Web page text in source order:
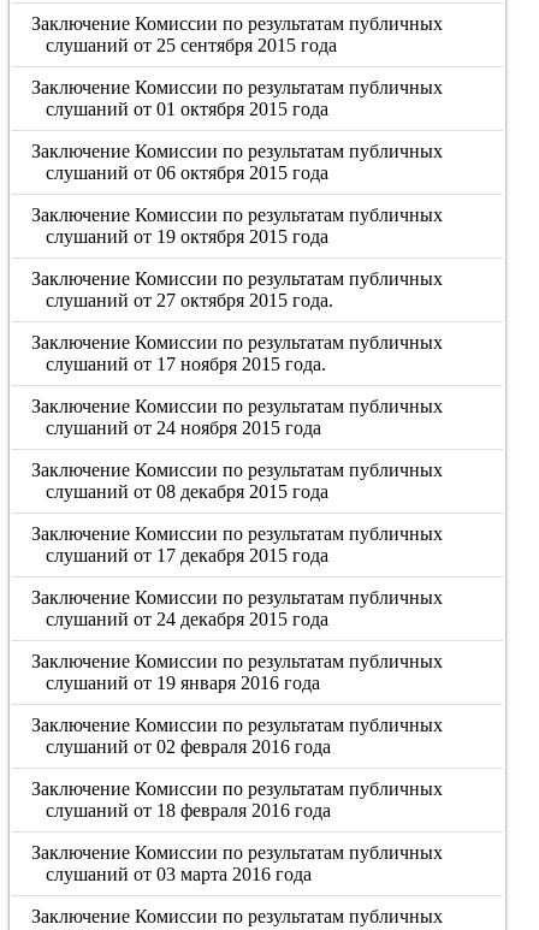
Заключение Комиссии по результатам публичных
слушаний от 25 сентября 2015 года
Заключение Комиссии по результатам публичных
слушаний от 01 октября 2015 года
Заключение Комиссии по результатам публичных
слушаний от 06 октября 2015 года
Заключение Комиссии по результатам публичных
слушаний от 19 октября 2015 года
Заключение Комиссии по результатам публичных
слушаний от 27 октября 2015 года.
Заключение Комиссии по результатам публичных
слушаний от 17 ноября 2015 года.
Заключение Комиссии по результатам публичных
слушаний от 24 ноября 2015 года
Заключение Комиссии по результатам публичных
слушаний от 08 декабря 2015 года
Заключение Комиссии по результатам публичных
слушаний от 17 декабря 2015 года
Заключение Комиссии по результатам публичных
слушаний от 24 декабря 2015 года
Заключение Комиссии по результатам публичных
слушаний от 19 января 2016 года
Заключение Комиссии по результатам публичных
слушаний от 02 февраля 2016 года
Заключение Комиссии по результатам публичных
слушаний от 18 февраля 2016 года
Заключение Комиссии по результатам публичных
слушаний от 03 марта 2016 года
Заключение Комиссии по результатам публичных